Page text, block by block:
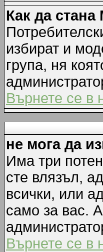
Как да
избират и
група, ня
Върнете се в
не мога да
Има три
сте влязъл,
всички, или
само за вас.
Върнете се в